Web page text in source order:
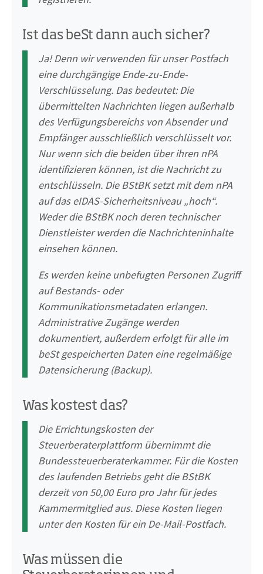
Ist das beSt dann auch sicher?
Ja! Denn wir verwenden für unser Postfach
eine durchgängige Ende-zu-Ende-
Verschlüsselung. Das bedeutet: Die
übermittelten Nachrichten liegen außerhalb
des Verfügungsbereichs von Absender und
Empfänger ausschließlich verschlüsselt vor.
Nur wenn sich die beiden über ihren nPA
identifizieren können, ist die Nachricht zu
entschlüsseln. Die BStBK setzt mit dem nPA
auf das eIDAS-Sicherheitsniveau „hoch“.
Weder die BStBK noch deren technischer
Dienstleister werden die Nachrichteninhalte
einsehen können.
Es werden keine unbefugten Personen Zugriff
auf Bestands- oder
Kommunikationsmetadaten erlangen.
Administrative Zugänge werden
dokumentiert, außerdem erfolgt für alle im
beSt gespeicherten Daten eine regelmäßige
Datensicherung (Backup).
Was kostest das?
Die Errichtungskosten der
Steuerberaterplattform übernimmt die
Bundessteuerberaterkammer. Für die Kosten
des laufenden Betriebs geht die BStBK
derzeit von 50,00 Euro pro Jahr für jedes
Kammermitglied aus. Diese Kosten liegen
unter den Kosten für ein De-Mail-Postfach.
Was müssen die